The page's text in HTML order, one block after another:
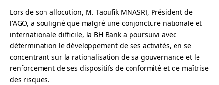
Lors de son allocution, M. Taoufik MNASRI, Président de
l'AGO, a souligné que malgré une conjoncture nationale et
internationale difficile, la BH Bank a poursuivi avec
détermination le développement de ses activités, en se
concentrant sur la rationalisation de sa gouvernance et le
renforcement de ses dispositifs de conformité et de maîtrise
des risques.